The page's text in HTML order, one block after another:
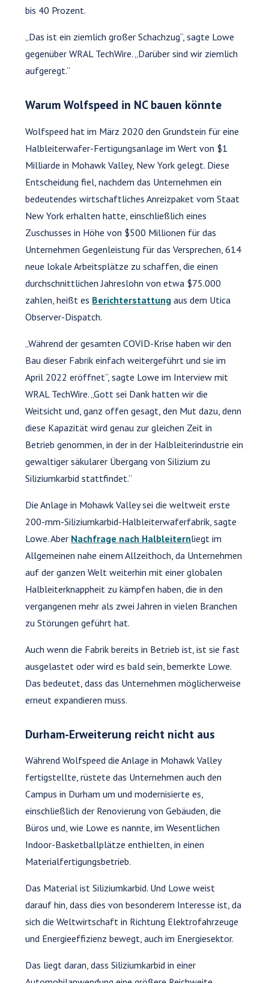
bis 40 Prozent.
„Das ist ein ziemlich großer Schachzug“, sagte Lowe
gegenüber WRAL TechWire. „Darüber sind wir ziemlich
aufgeregt.“
Warum Wolfspeed in NC bauen könnte
Wolfspeed hat im März 2020 den Grundstein für eine
Halbleiterwafer-Fertigungsanlage im Wert von $1
Milliarde in Mohawk Valley, New York gelegt. Diese
Entscheidung fiel, nachdem das Unternehmen ein
bedeutendes wirtschaftliches Anreizpaket vom Staat
New York erhalten hatte, einschließlich eines
Zuschusses in Höhe von $500 Millionen für das
Unternehmen Gegenleistung für das Versprechen, 614
neue lokale Arbeitsplätze zu schaffen, die einen
durchschnittlichen Jahreslohn von etwa $75.000
zahlen, heißt es Berichterstattung aus dem Utica
Observer-Dispatch.
„Während der gesamten COVID-Krise haben wir den
Bau dieser Fabrik einfach weitergeführt und sie im
April 2022 eröffnet“, sagte Lowe im Interview mit
WRAL TechWire. „Gott sei Dank hatten wir die
Weitsicht und, ganz offen gesagt, den Mut dazu, denn
diese Kapazität wird genau zur gleichen Zeit in
Betrieb genommen, in der in der Halbleiterindustrie ein
gewaltiger säkularer Übergang von Silizium zu
Siliziumkarbid stattfindet.“
Die Anlage in Mohawk Valley sei die weltweit erste
200-mm-Siliziumkarbid-Halbleiterwaferfabrik, sagte
Lowe. Aber Nachfrage nach Halbleiternliegt im
Allgemeinen nahe einem Allzeithoch, da Unternehmen
auf der ganzen Welt weiterhin mit einer globalen
Halbleiterknappheit zu kämpfen haben, die in den
vergangenen mehr als zwei Jahren in vielen Branchen
zu Störungen geführt hat.
Auch wenn die Fabrik bereits in Betrieb ist, ist sie fast
ausgelastet oder wird es bald sein, bemerkte Lowe.
Das bedeutet, dass das Unternehmen möglicherweise
erneut expandieren muss.
Durham-Erweiterung reicht nicht aus
Während Wolfspeed die Anlage in Mohawk Valley
fertigstellte, rüstete das Unternehmen auch den
Campus in Durham um und modernisierte es,
einschließlich der Renovierung von Gebäuden, die
Büros und, wie Lowe es nannte, im Wesentlichen
Indoor-Basketballplätze enthielten, in einen
Materialfertigungsbetrieb.
Das Material ist Siliziumkarbid. Und Lowe weist
darauf hin, dass dies von besonderem Interesse ist, da
sich die Weltwirtschaft in Richtung Elektrofahrzeuge
und Energieeffizienz bewegt, auch im Energiesektor.
Das liegt daran, dass Siliziumkarbid in einer